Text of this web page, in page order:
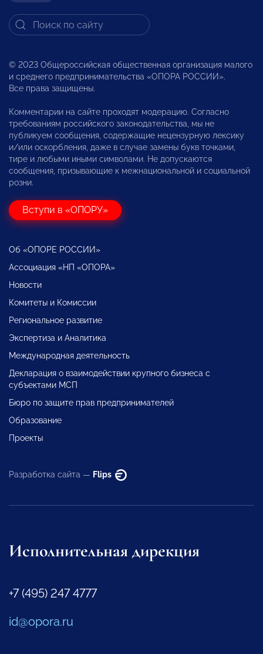
© 2023 Общероссийская общественная организация малого
и среднего предпринимательства «ОПОРА РОССИИ».
Все права защищены.
Комментарии на сайте проходят модерацию. Согласно
требованиям российского законодательства, мы не
публикуем сообщения, содержащие нецензурную лексику
и/или оскорбления, даже в случае замены букв точками,
тире и любыми иными символами. Не допускаются
сообщения, призывающие к межнациональной и социальной
розни.
Вступи в «ОПОРУ»
Об «ОПОРЕ РОССИИ»
Ассоциация «НП «ОПОРА»
Новости
Комитеты и Комиссии
Региональное развитие
Экспертиза и Аналитика
Международная деятельность
Декларация о взаимодействии крупного бизнеса с
субъектами МСП
Бюро по защите прав предпринимателей
Образование
Проекты
Разработка сайта — Flips
Исполнительная дирекция
+7 (495) 247 4777
id@opora.ru